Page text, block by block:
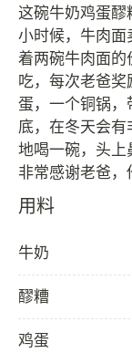
这碗牛奶鸡蛋醪
小时候，牛肉
着两碗牛肉面的
吃，每次老爸
蛋，一个铜锅，
底，在冬天会
地喝一碗，头上
用料
牛奶
醪糟
鸡蛋